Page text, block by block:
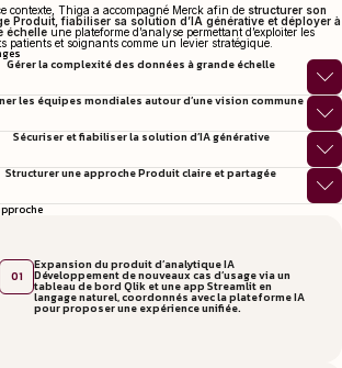
contexte, Thiga a accompagné Merck afin de structurer son
Produit, fiabiliser sa solution d’IA générative et déployer à
échelle une plateforme d’analyse permettant d’exploiter les
patients et soignants comme un levier stratégique.
Gérer la complexité des données à grande échelle
les équipes mondiales autour d’une vision commune
Sécuriser et fiabiliser la solution d’IA générative
Structurer une approche Produit claire et partagée
01
Expansion du produit d’analytique IA
Développement de nouveaux cas d’usage via un
tableau de bord Qlik et une app Streamlit en
langage naturel, coordonnés avec la plateforme IA
pour proposer une expérience unifiée.